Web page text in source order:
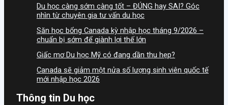
Du học càng sớm càng tốt – ĐÚNG hay SAI? Góc
nhìn từ chuyên gia tư vấn du học
Săn học bổng Canada kỳ nhập học tháng 9/2026 –
chuẩn bị sớm để giành lợi thế lớn
Giấc mơ Du học Mỹ có đang dần thu hẹp?
Canada sẽ giảm một nửa số lượng sinh viên quốc tế
mới nhập học 2026
Thông tin Du học